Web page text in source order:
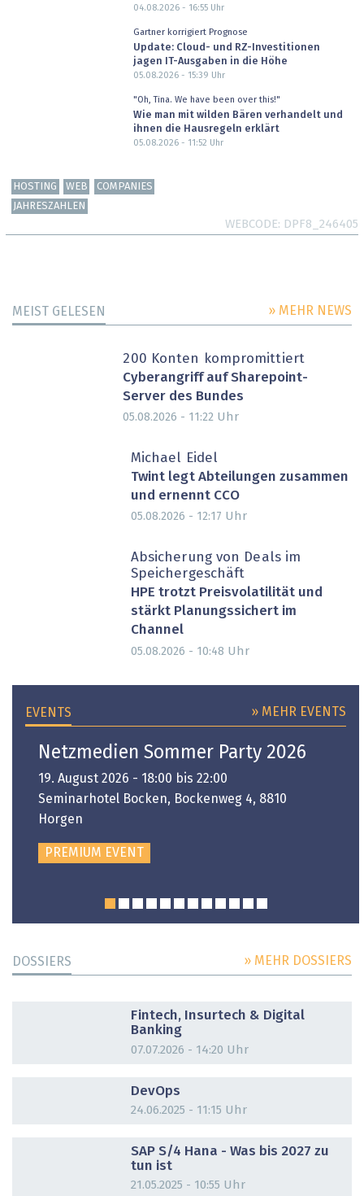
04.08.2026 - 16:55Uhr
Gartner korrigiert Prognose
Update: Cloud- und RZ-Investitionen
jagen IT-Ausgaben in die Höhe
05.08.2026 - 15:39 Uhr
"Oh, Tina. We have been over this!"
Wie man mit wilden Bären verhandelt und
ihnen die Hausregeln erklärt
05.08.2026 - 11:52 Uhr
HOSTING WEB
COMPANIES
JAHRESZAHLEN
WEBCODE DPF8_246405
MEIST GELESEN » MEHR NEWS
200 Konten kompromittiert
Cyberangriff auf Sharepoint-
Server des Bundes
05.08.2026 - 11:22 Uhr
Michael Eidel
Twint legt Abteilungen zusammen
und ernennt CCO
05.08.2026 - 12:17 Uhr
Absicherung von Deals im
Speichergeschäft
HPE trotzt Preisvolatilität und
stärkt Planungssichert im
Channel
05.08.2026 - 10:48 Uhr
EVENTS » MEHR EVENTS
Netzmedien Sommer Party 2026
19. August 2026 - 18:00 bis 22:00
Seminarhotel Bocken, Bockenweg 4, 8810
Horgen
PREMIUM EVENT
DOSSIERS » MEHR DOSSIERS
Fintech, Insurtech & Digital
Banking
07.07.2026 - 14:20 Uhr
DevOps
24.06.2025 - 11:15 Uhr
SAP S/4 Hana - Was bis 2027 zu
tun ist
21.05.2025 - 10:55 Uhr